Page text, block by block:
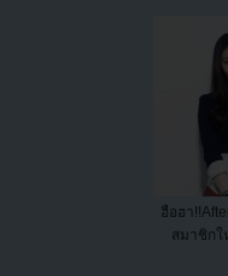
ฮือฮา
สมาชิกใ